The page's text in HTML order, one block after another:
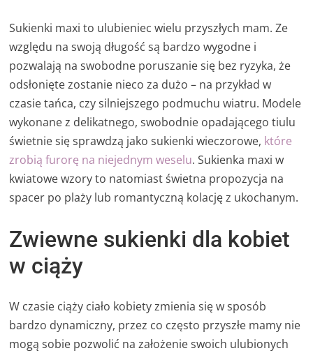
Sukienki maxi to ulubieniec wielu przyszłych mam. Ze
względu na swoją długość są bardzo wygodne i
pozwalają na swobodne poruszanie się bez ryzyka, że
odsłonięte zostanie nieco za dużo – na przykład w
czasie tańca, czy silniejszego podmuchu wiatru. Modele
wykonane z delikatnego, swobodnie opadającego tiulu
świetnie się sprawdzą jako sukienki wieczorowe, które
zrobią furorę na niejednym weselu. Sukienka maxi w
kwiatowe wzory to natomiast świetna propozycja na
spacer po plaży lub romantyczną kolację z ukochanym.
Zwiewne sukienki dla kobiet
w ciąży
W czasie ciąży ciało kobiety zmienia się w sposób
bardzo dynamiczny, przez co często przyszłe mamy nie
mogą sobie pozwolić na założenie swoich ulubionych